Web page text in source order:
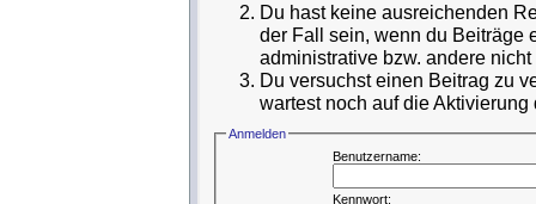
Du hast keine ausreichenden
der Fall sein, wenn du Beiträge
administrative bzw. andere
Du versuchst einen Beitrag zu
wartest noch auf die
Anmelden
Benutzername:
Kennwort: